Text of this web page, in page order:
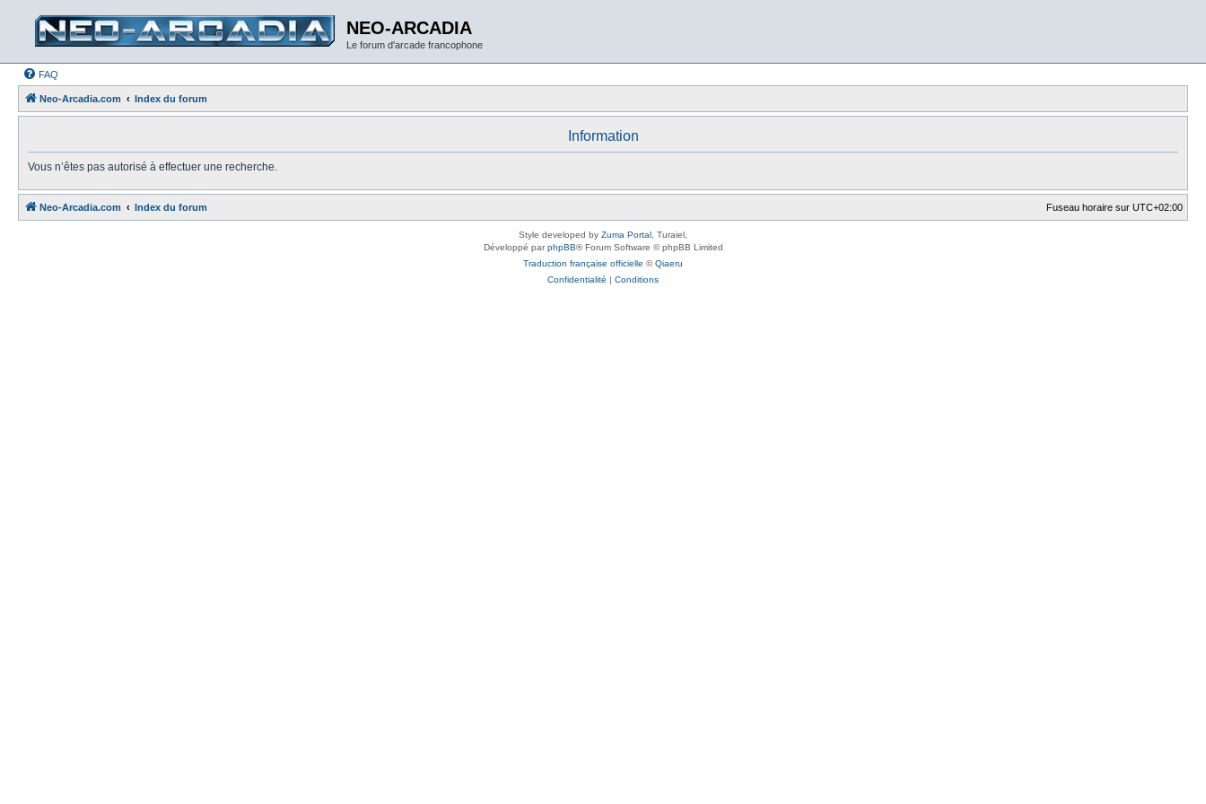
NEO-ARCADIA
Le forum d'arcade francophone
FAQ
Neo-Arcadia.com Index du forum
Information
Vous n’êtes pas autorisé à effectuer une recherche.
Neo-Arcadia.com Index du forum Fuseau horaire sur UTC+02:00
Style developed by Zuma Portal , Turaiel,
Développé parphpBB® Forum Software © phpBB Limited
Traduction française officielle ©Qiaeru
Confidentialité | Conditions